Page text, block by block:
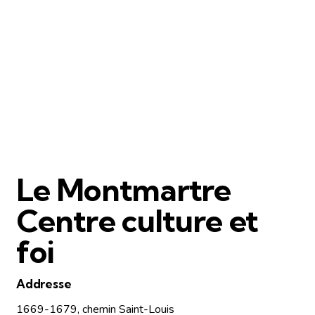
Le Montmartre
Centre culture et
foi
Addresse
1669-1679, chemin Saint-Louis